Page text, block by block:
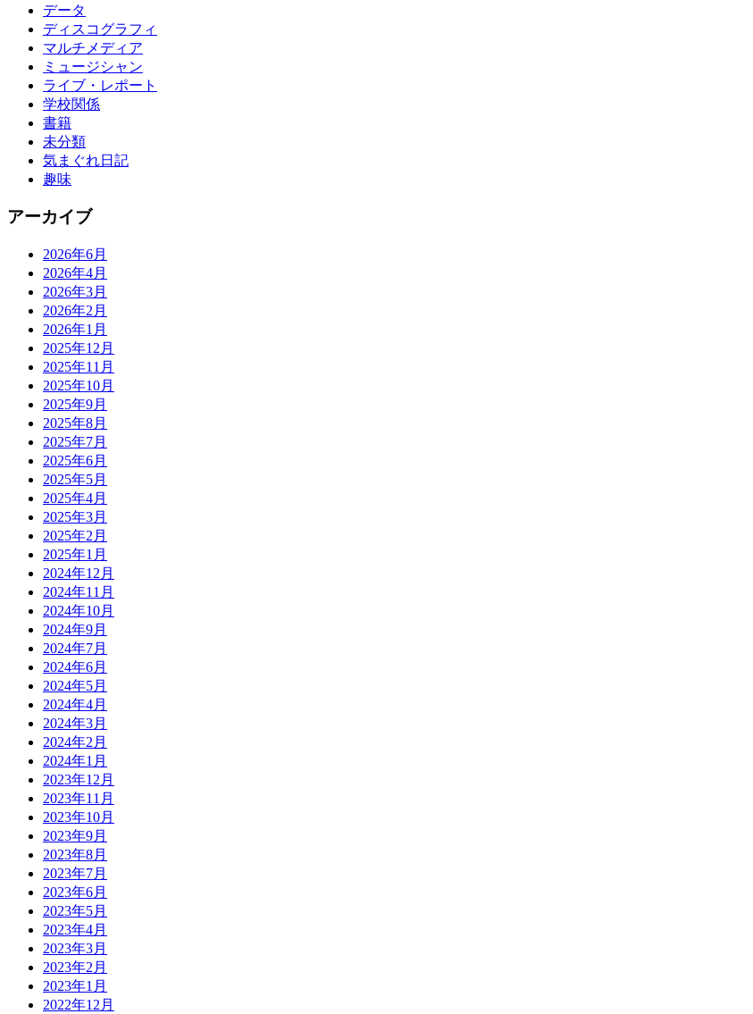
データ
ディスコグラフィ
マルチメディア
ミュージシャン
ライブ・レポート
学校関係
書籍
未分類
気まぐれ日記
趣味
アーカイブ
2026年6月
2026年4月
2026年3月
2026年2月
2026年1月
2025年12月
2025年11月
2025年10月
2025年9月
2025年8月
2025年7月
2025年6月
2025年5月
2025年4月
2025年3月
2025年2月
2025年1月
2024年12月
2024年11月
2024年10月
2024年9月
2024年7月
2024年6月
2024年5月
2024年4月
2024年3月
2024年2月
2024年1月
2023年12月
2023年11月
2023年10月
2023年9月
2023年8月
2023年7月
2023年6月
2023年5月
2023年4月
2023年3月
2023年2月
2023年1月
2022年12月